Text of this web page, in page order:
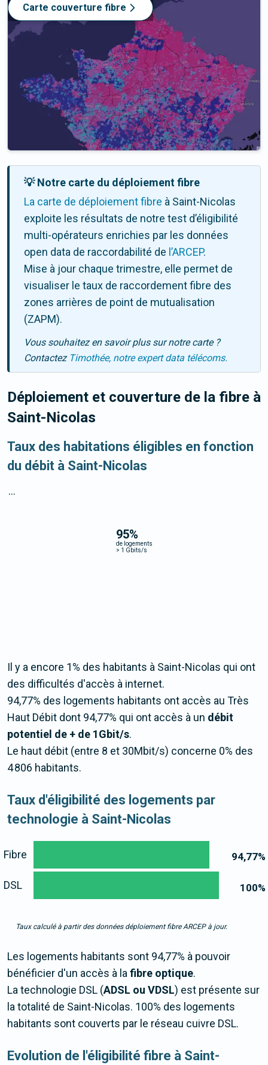
Carte couverture fibre
💡 Notre carte du déploiement fibre
La carte de déploiement fibre à Saint-Nicolas
exploite les résultats de notre test d’éligibilité
multi-opérateurs enrichies par les données
open data de raccordabilité de l’ARCEP.
Mise à jour chaque trimestre, elle permet de
visualiser le taux de raccordement fibre des
zones arrières de point de mutualisation
(ZAPM).
Vous souhaitez en savoir plus sur notre carte ?
Contactez Timothée, notre expert data télécoms.
Déploiement et couverture de la fibre à
Saint-Nicolas
Taux des habitations éligibles en fonction
du débit à Saint-Nicolas
95%
de logements
> 1 Gbits/s
...
Il y a encore 1% des habitants à Saint-Nicolas qui ont
des difficultés d'accès à internet.
94,77% des logements habitants ont accès au Très
Haut Débit dont 94,77% qui ont accès à un débit
potentiel de + de 1Gbit/s.
Le haut débit (entre 8 et 30Mbit/s) concerne 0% des
4 806 habitants.
Taux d'éligibilité des logements par
technologie à Saint-Nicolas
94,77%
100%
Fibre
DSL
Taux calculé à partir des données déploiement fibre ARCEP à jour.
Les logements habitants sont 94,77% à pouvoir
bénéficier d'un accès à lafibre optique.
La technologie DSL (ADSL ou VDSL) est présente sur
la totalité de Saint-Nicolas. 100% des logements
habitants sont couverts par le réseau cuivre DSL.
Evolution de l'éligibilité fibre à Saint-